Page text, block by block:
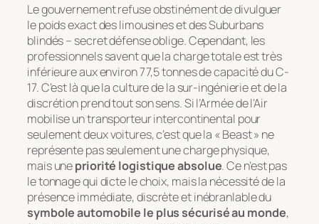
Le gouvernement refuse obstinément de divulguer
le poids exact des limousines et des Suburbans
blindés – secret défense oblige. Cependant, les
professionnels savent que la charge totale est très
inférieure aux environ 77,5 tonnes de capacité du C-
17. C’est là que la culture de la sur-ingénierie et de la
discrétion prend tout son sens. Si l’Armée de l’Air
mobilise un transporteur intercontinental pour
seulement deux voitures, c’est que la « Beast » ne
représente pas seulement une charge physique,
mais unepriorité logistique absolue. Ce n’est pas
le tonnage qui dicte le choix, mais la nécessité de la
présence immédiate, discrète et inébranlable du
symbole automobile le plus sécurisé au monde,